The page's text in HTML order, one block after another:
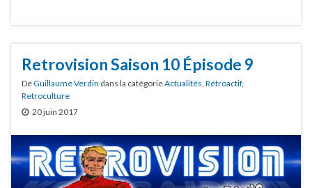
Retrovision Saison 10 Épisode 9
DeGuillaume Verdin dans la catégorieActualités Rétroactif,
Retroculture
20 juin 2017